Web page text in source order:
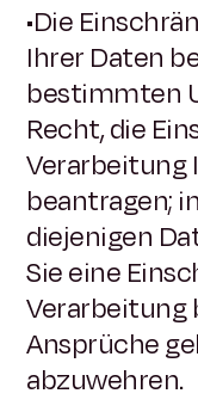
•Die
Ihrer Daten
bestimmten
Recht, die
Verarbeitung
beantragen;
diejenigen
Sie eine
Verarbeitung
Ansprüche
abzuwehren.